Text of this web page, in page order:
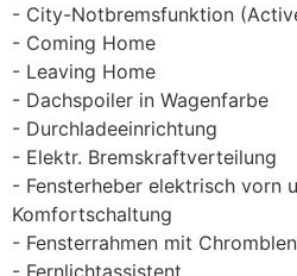
City-Notbremsfunktion
Coming Home
Leaving Home
Dachspoiler in Wagenfarbe
Durchladeeinrichtung
Elektr. Bremskraftverteilung
Fensterheber elektrisch vorn
Komfortschaltung
Fensterrahmen mit
Fernlichtassistent